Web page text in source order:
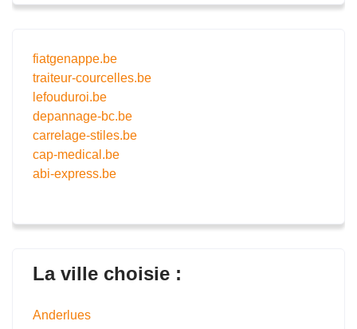
fiatgenappe.be
traiteur-courcelles.be
lefouduroi.be
depannage-bc.be
carrelage-stiles.be
cap-medical.be
abi-express.be
La ville choisie :
Anderlues